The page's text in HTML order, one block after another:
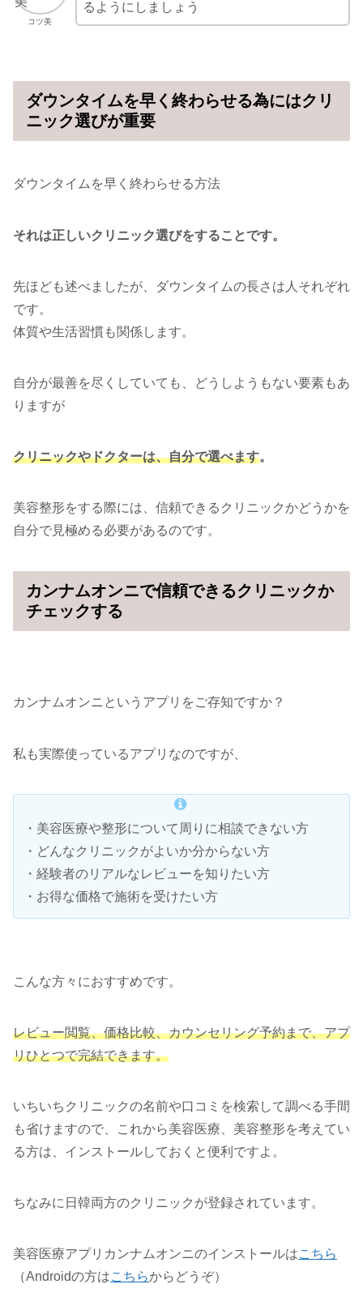
コツ美
るようにしましょう
ダウンタイムを早く終わらせる為にはクリ
ニック選びが重要
ダウンタイムを早く終わらせる方法
それは正しいクリニック選びをすることです。
先ほども述べましたが、ダウンタイムの長さは人それぞれ
です。
体質や生活習慣も関係します。
自分が最善を尽くしていても、どうしようもない要素もあ
りますが
クリニックやドクターは、自分で選べます。
美容整形をする際には、信頼できるクリニックかどうかを
自分で見極める必要があるのです。
カンナムオンニで信頼できるクリニックか
チェックする
カンナムオンニというアプリをご存知ですか？
私も実際使っているアプリなのですが、
・美容医療や整形について周りに相談できない方
・どんなクリニックがよいか分からない方
・経験者のリアルなレビューを知りたい方
・お得な価格で施術を受けたい方
こんな方々におすすめです。
レビュー閲覧、価格比較、カウンセリング予約まで、アプ
リひとつで完結できます。
いちいちクリニックの名前や口コミを検索して調べる手間
も省けますので、これから美容医療、美容整形を考えてい
る方は、インストールしておくと便利ですよ。
ちなみに日韓両方のクリニックが登録されています。
美容医療アプリカンナムオンニのインストールはこちら
（Androidの方はこちらからどうぞ）